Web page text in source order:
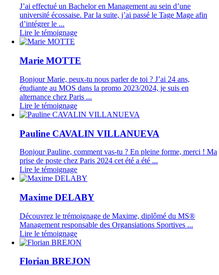
J’ai effectué un Bachelor en Management au sein d’une
université écossaise. Par la suite, j’ai passé le Tage Mage afin
d’intégrer le ...
Lire le témoignage
Marie MOTTE
Bonjour Marie, peux-tu nous parler de toi ? J’ai 24 ans,
étudiante au MOS dans la promo 2023/2024, je suis en
alternance chez Paris ...
Lire le témoignage
Pauline CAVALIN VILLANUEVA
Bonjour Pauline, comment vas-tu ? En pleine forme, merci ! Ma
prise de poste chez Paris 2024 cet été a été ...
Lire le témoignage
Maxime DELABY
Découvrez le trémoignage de Maxime, diplômé du MS®
Management responsable des Organsiations Sportives ...
Lire le témoignage
Florian BREJON